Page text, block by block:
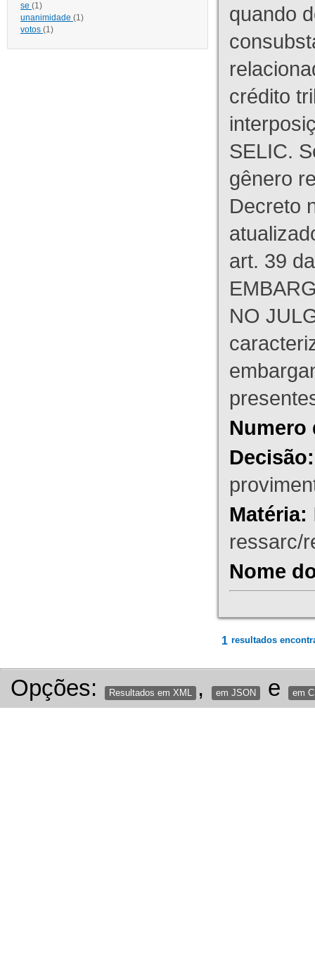
se (1)
unanimidade (1)
votos (1)
quando
crédito
SELIC.
gênero
Decreto
art. 39
NO
Numero
Decisão:
Matéria:
ressarc/
Nome
1 resultados
Opções: Resultados em XML , em JSON e em